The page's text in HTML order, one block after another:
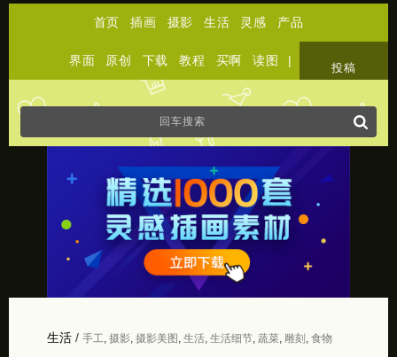
首页 插画 摄影 生活 灵感 产品
界面 原创 下载 教程 买啊 读图 |
投稿
生活/ 手工 摄影, 摄影美图 生活, 生活细节, 蔬菜, 雕刻 食物